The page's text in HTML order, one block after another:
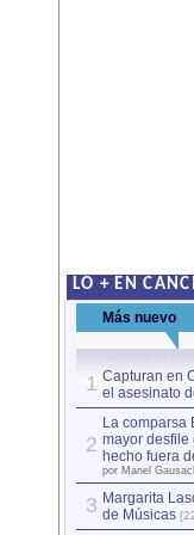
LO + EN
Más nuevo
1 Capturan en
el asesinato
2
La comparsa
mayor desfile
hecho fuera
por Manel
3 Margarita
de Músicas